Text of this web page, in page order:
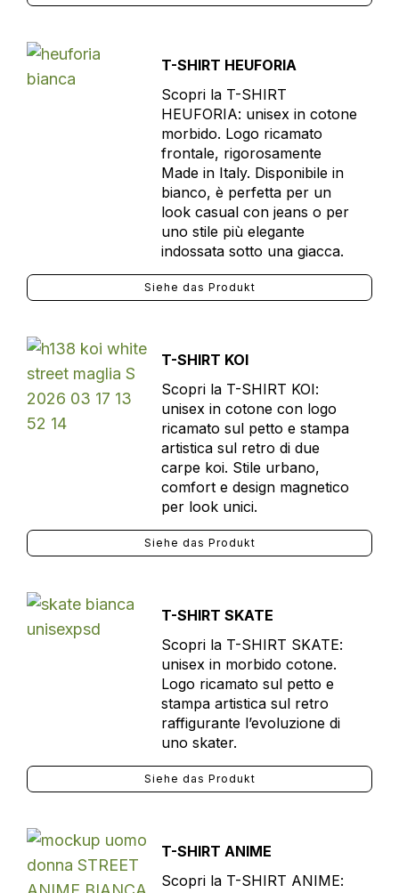
T-SHIRT HEUFORIA
Scopri la T-SHIRT
HEUFORIA: unisex in cotone
morbido. Logo ricamato
frontale, rigorosamente
Made in Italy. Disponibile in
bianco, è perfetta per un
look casual con jeans o per
uno stile più elegante
indossata sotto una giacca.
Siehe das Produkt
T-SHIRT KOI
Scopri la T-SHIRT KOI:
unisex in cotone con logo
ricamato sul petto e stampa
artistica sul retro di due
carpe koi. Stile urbano,
comfort e design magnetico
per look unici.
Siehe das Produkt
T-SHIRT SKATE
Scopri la T-SHIRT SKATE:
unisex in morbido cotone.
Logo ricamato sul petto e
stampa artistica sul retro
raffigurante l’evoluzione di
uno skater.
Siehe das Produkt
T-SHIRT ANIME
Scopri la T-SHIRT ANIME: